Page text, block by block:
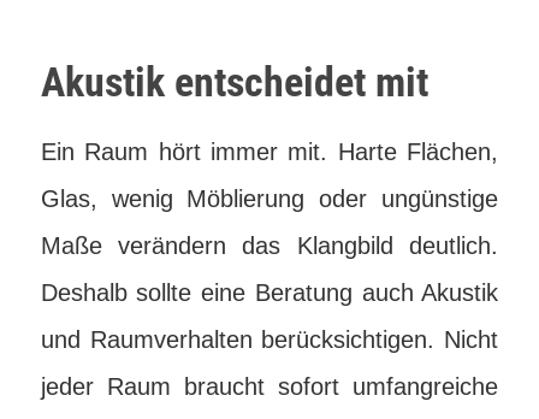
Akustik entscheidet mit
Ein Raum hört immer mit. Harte Flächen,
Glas, wenig Möblierung oder ungünstige
Maße verändern das Klangbild deutlich.
Deshalb sollte eine Beratung auch Akustik
und Raumverhalten berücksichtigen. Nicht
jeder Raum braucht sofort umfangreiche